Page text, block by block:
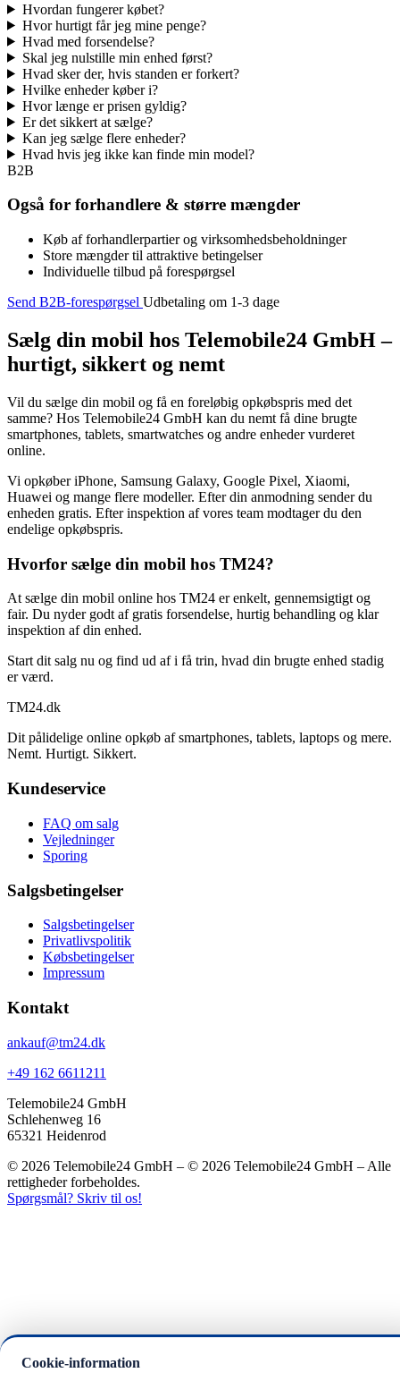
Hvordan fungerer købet?
Hvor hurtigt får jeg mine penge?
Hvad med forsendelse?
Skal jeg nulstille min enhed først?
Hvad sker der, hvis standen er forkert?
Hvilke enheder køber i?
Hvor længe er prisen gyldig?
Er det sikkert at sælge?
Kan jeg sælge flere enheder?
Hvad hvis jeg ikke kan finde min model?
B2B
Også for forhandlere & større mængder
Køb af forhandlerpartier og virksomhedsbeholdninger
Store mængder til attraktive betingelser
Individuelle tilbud på forespørgsel
Send B2B-forespørgsel Udbetaling om 1-3 dage
Sælg din mobil hos Telemobile24 GmbH –
hurtigt, sikkert og nemt
Vil du sælge din mobil og få en foreløbig opkøbspris med det
samme? Hos Telemobile24 GmbH kan du nemt få dine brugte
smartphones, tablets, smartwatches og andre enheder vurderet
online.
Vi opkøber iPhone, Samsung Galaxy, Google Pixel, Xiaomi,
Huawei og mange flere modeller. Efter din anmodning sender du
enheden gratis. Efter inspektion af vores team modtager du den
endelige opkøbspris.
Hvorfor sælge din mobil hos TM24?
At sælge din mobil online hos TM24 er enkelt, gennemsigtigt og
fair. Du nyder godt af gratis forsendelse, hurtig behandling og klar
inspektion af din enhed.
Start dit salg nu og find ud af i få trin, hvad din brugte enhed stadig
er værd.
TM24.dk
Dit pålidelige online opkøb af smartphones, tablets, laptops og mere.
Nemt. Hurtigt. Sikkert.
Kundeservice
FAQ om salg
Vejledninger
Sporing
Salgsbetingelser
Salgsbetingelser
Privatlivspolitik
Købsbetingelser
Impressum
Kontakt
ankauf@tm24.dk
+49 162 6611211
Telemobile24 GmbH
Schlehenweg 16
65321 Heidenrod
© 2026 Telemobile24 GmbH – © 2026 Telemobile24 GmbH – Alle
rettigheder forbeholdes.
Spørgsmål? Skriv til os!
Cookie-information